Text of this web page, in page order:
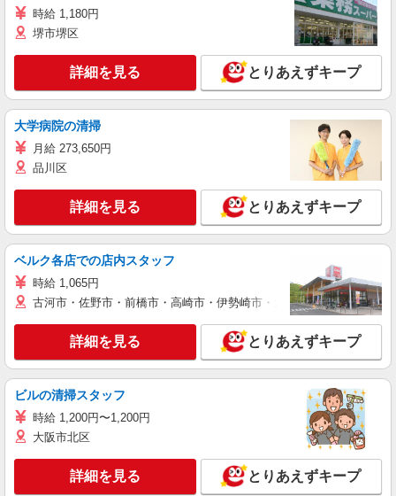
時給 1,180円
堺市堺区
詳細を見る とりあえずキープ
大学病院の清掃
月給 273,650円
品川区
詳細を見る とりあえずキープ
ベルク各店での店内スタッフ
時給 1,065円
古河市・佐野市・前橋市・高崎市・伊勢崎市・太田市・館林市・藤
詳細を見る とりあえずキープ
ビルの清掃スタッフ
時給 1,200円〜1,200円
大阪市北区
詳細を見る とりあえずキープ